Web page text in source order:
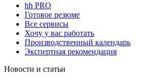
hh PRO
Готовое резюме
Все сервисы
Хочу у вас работать
Производственный календарь
Экспертная рекомендация
Новости и статьи